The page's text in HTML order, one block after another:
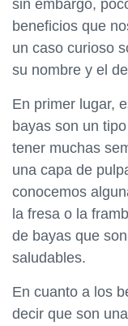
sin embargo,
beneficios que
un caso curioso
su nombre y el
En primer lugar,
bayas son un
tener muchas
una capa de
conocemos
la fresa o la
de bayas que
saludables.
En cuanto a los
decir que son